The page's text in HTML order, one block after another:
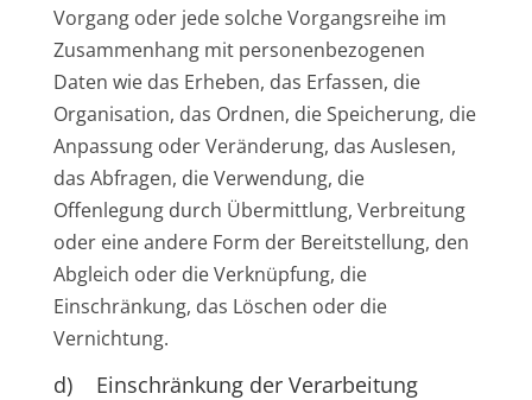
Vorgang oder jede solche Vorgangsreihe im
Zusammenhang mit personenbezogenen
Daten wie das Erheben, das Erfassen, die
Organisation, das Ordnen, die Speicherung, die
Anpassung oder Veränderung, das Auslesen,
das Abfragen, die Verwendung, die
Offenlegung durch Übermittlung, Verbreitung
oder eine andere Form der Bereitstellung, den
Abgleich oder die Verknüpfung, die
Einschränkung, das Löschen oder die
Vernichtung.
d) Einschränkung der Verarbeitung